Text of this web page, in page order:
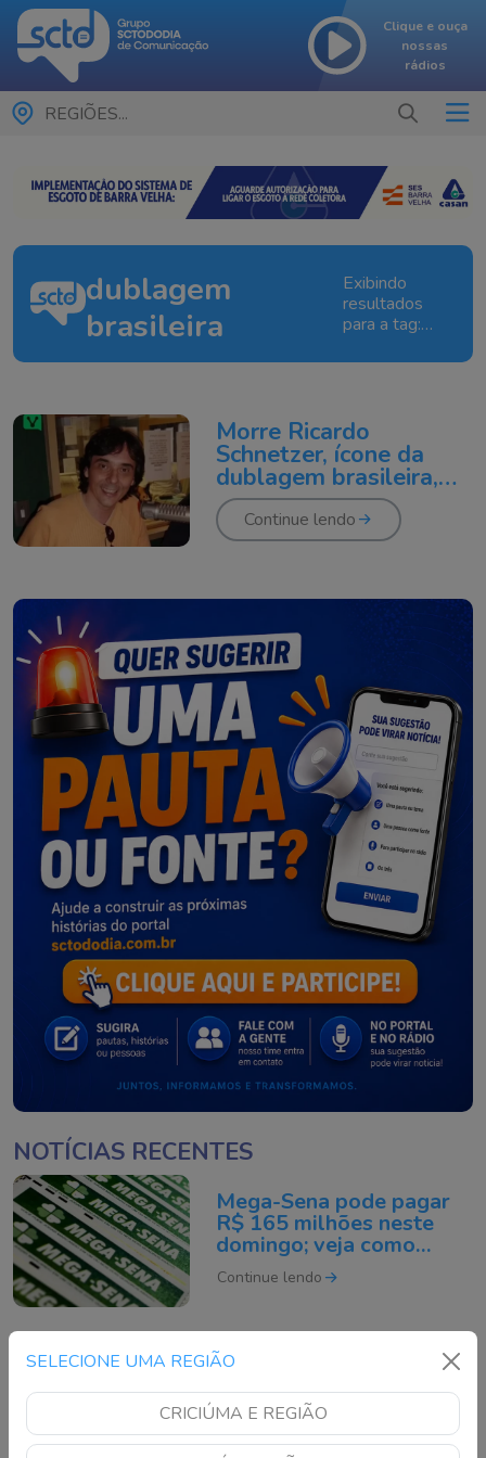
Clique e ouça
nossas
rádios
REGIÕES...
SELECIONE UMA REGIÃO
CRICIÚMA E REGIÃO
dublagem
brasileira
Exibindo
resultados
para a tag:
brasileira
Morre Ricardo
Schnetzer, ícone da
dublagem brasileira,
aos 72 anos
Continue lendo
NOTÍCIAS RECENTES
Mega-Sena pode pagar
R$ 165 milhões neste
domingo; veja como
apostar
Continue lendo
TSE cria conselho para
nas eleições de 2026
Continue lendo